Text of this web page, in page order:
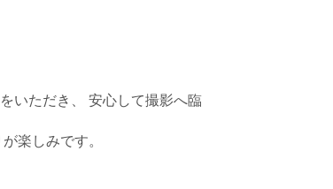
いただき、 安心して撮影へ臨
楽しみです。